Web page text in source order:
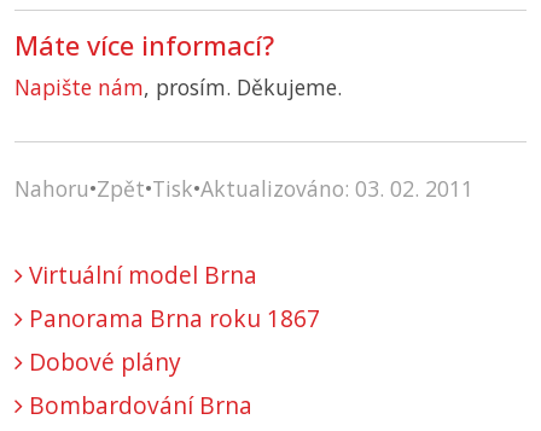
Máte více informací?
Napište nám, prosím. Děkujeme.
Nahoru•Zpět•Tisk•Aktualizováno: 03. 02. 2011
Virtuální model Brna
Panorama Brna roku 1867
Dobové plány
Bombardování Brna